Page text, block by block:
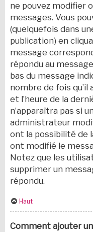
ne pouvez modifier
messages. Vous
(quelquefois dans
publication) en
message
répondu au
bas du message
nombre de fois qu’il
et l’heure de la
n’apparaîtra pas si
administrateur
ont la possibilité de
ont modifié le
Notez que les
supprimer un
répondu.
Haut
Comment ajouter